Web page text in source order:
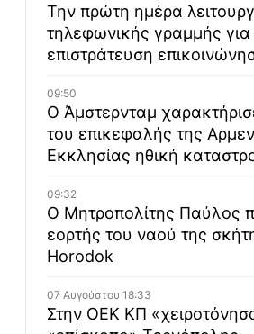
Την πρώτη ημέρα
τηλεφωνικής γραμμής για
επιστράτευση
09:50
Ο Άμστερνταμ
του επικεφαλής της
Εκκλησίας ηθική
09:32
Ο Μητροπολίτης Παύλος
εορτής του ναού της
Horodok
07 Αυγούστου 18:33
Στην ΟΕΚ ΚΠ